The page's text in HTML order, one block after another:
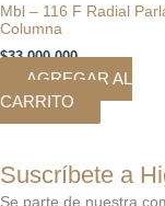
Mbl – 116 F Radial
Columna
$33.000.000
AGREGAR AL
CARRITO
Suscríbete a
Se parte de nuestra